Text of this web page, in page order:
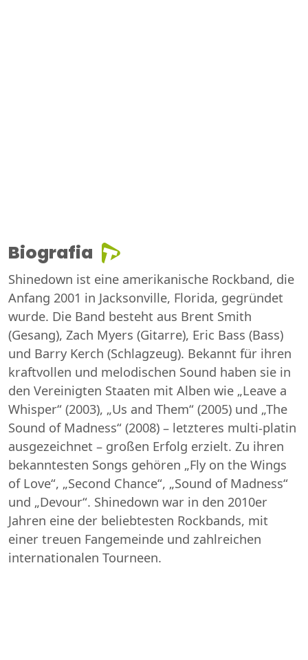
Biografia
Shinedown ist eine amerikanische Rockband, die
Anfang 2001 in Jacksonville, Florida, gegründet
wurde. Die Band besteht aus Brent Smith
(Gesang), Zach Myers (Gitarre), Eric Bass (Bass)
und Barry Kerch (Schlagzeug). Bekannt für ihren
kraftvollen und melodischen Sound haben sie in
den Vereinigten Staaten mit Alben wie „Leave a
Whisper“ (2003), „Us and Them“ (2005) und „The
Sound of Madness“ (2008) – letzteres multi-platin
ausgezeichnet – großen Erfolg erzielt. Zu ihren
bekanntesten Songs gehören „Fly on the Wings
of Love“, „Second Chance“, „Sound of Madness“
und „Devour“. Shinedown war in den 2010er
Jahren eine der beliebtesten Rockbands, mit
einer treuen Fangemeinde und zahlreichen
internationalen Tourneen.